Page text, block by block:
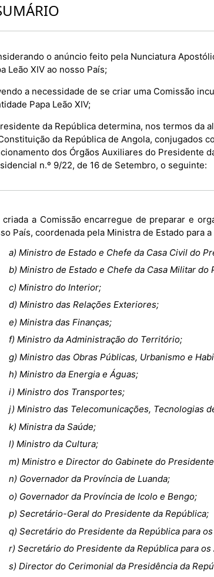
o anúncio feito pela Nunciatura
Leão XIV ao nosso País;
a necessidade de se criar uma Comissão
Papa Leão XIV;
da República determina, nos termos da
da República de Angola, conjugados
dos Órgãos Auxiliares do Presidente
n.º 9/22, de 16 de Setembro, o seguinte:
País, coordenada pela Ministra de Estado para
a) Ministro de Estado e Chefe da Casa Civil do
b) Ministro de Estado e Chefe da Casa Militar do
c) Ministro do Interior;
d) Ministro das Relações Exteriores;
e) Ministra das Finanças;
f) Ministro da Administração do Território;
g) Ministro das Obras Públicas, Urbanismo e
h) Ministro da Energia e Águas;
i) Ministro dos Transportes;
j) Ministro das Telecomunicações, Tecnologias
k) Ministra da Saúde;
l) Ministro da Cultura;
m) Ministro e Director do Gabinete do
n) Governador da Província de Luanda;
o) Governador da Província de Icolo e Bengo;
p) Secretário-Geral do Presidente da República;
q) Secretário do Presidente da República para
r) Secretário do Presidente da República para
s) Director do Cerimonial da Presidência da